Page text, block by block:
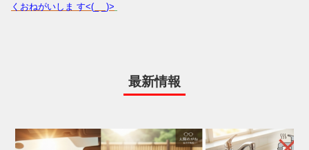
くおねがいしま す<(_ _)>
最新情報